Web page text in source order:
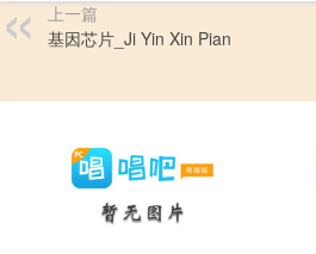
上一篇
基因芯片_Ji Yin Xin Pian